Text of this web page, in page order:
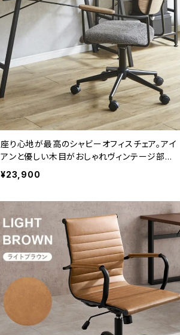
座り心地が最高のシャビーオフィスチェア。アイ
アンと優しい木目がおしゃれヴィンテージ部屋
に！
¥23,900